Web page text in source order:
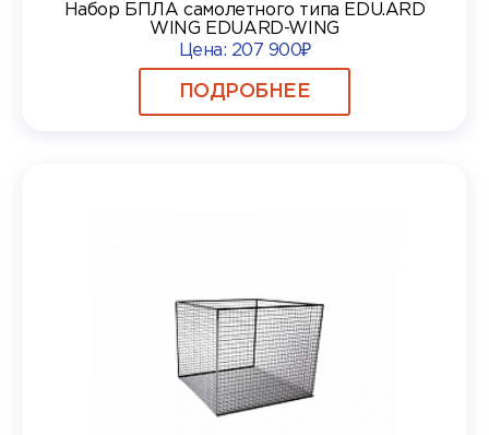
Набор БПЛА самолетного типа EDU.ARD
WING EDUARD-WING
Цена: 207 900₽
ПОДРОБНЕЕ